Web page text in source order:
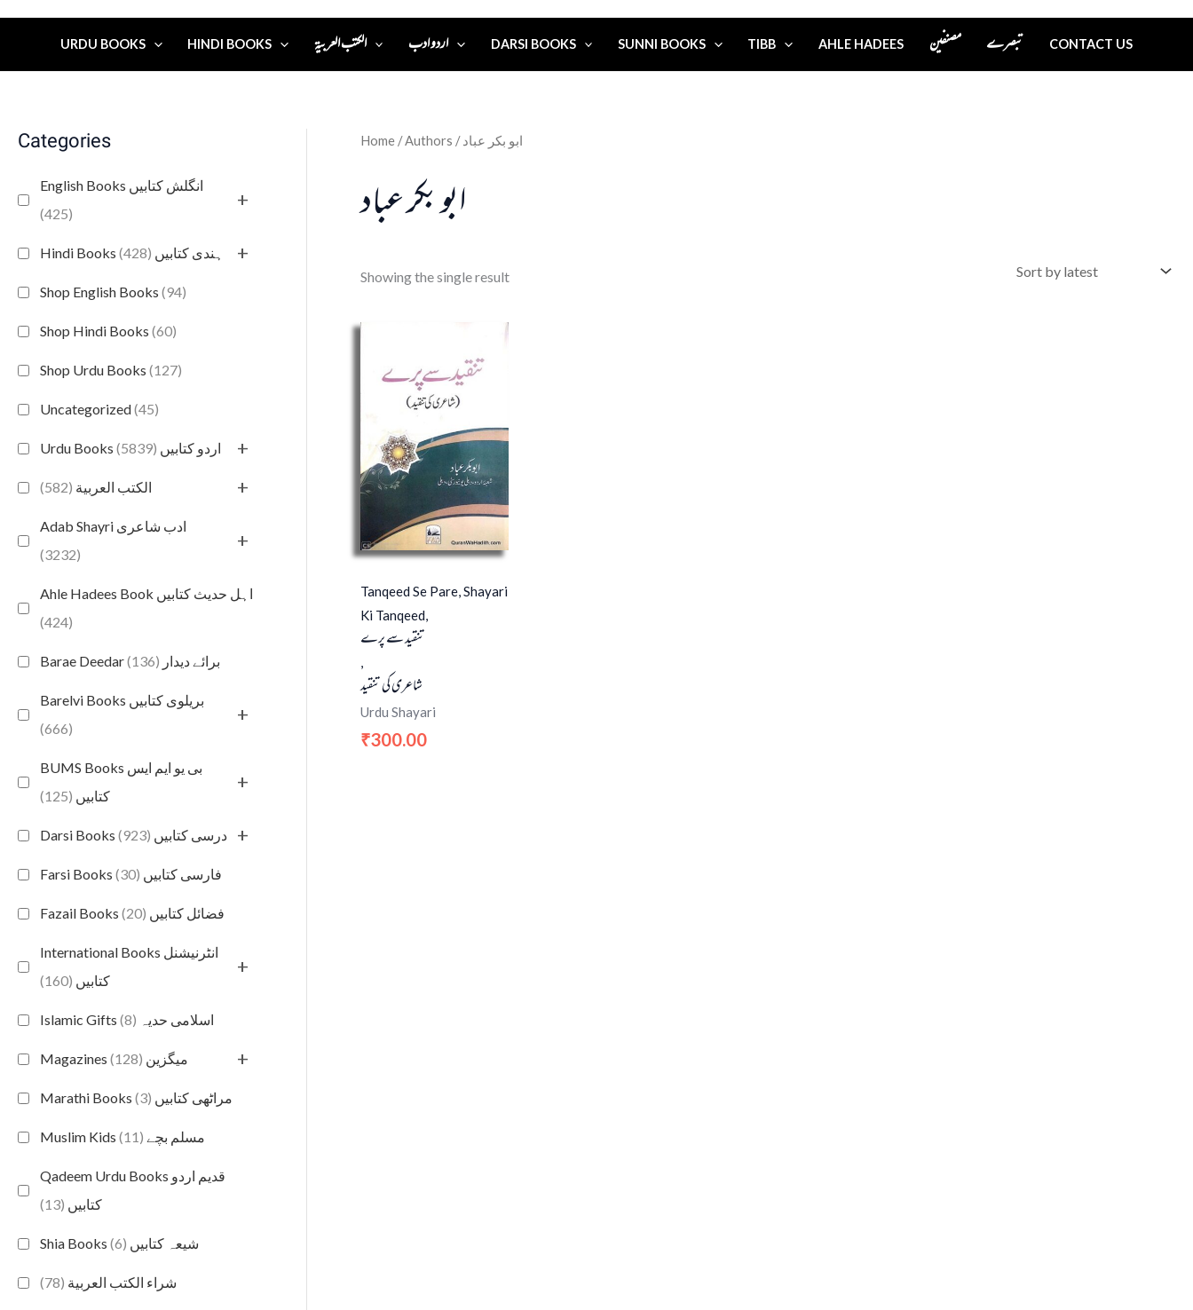
URDU BOOKS HINDI BOOKS الكتب العربية اردو ادب DARSI BOOKS SUNNI BOOKS TIBB AHLE HADEES مصنفین تبصرے CONTACT US
Categories
English Books انگلش کتابیں
(425)
+
Hindi Books ہندی کتابیں (428) +
Shop English Books (94)
Shop Hindi Books (60)
Shop Urdu Books (127)
Uncategorized(45)
Urdu Books اردو کتابیں (5839) +
الكتب العربية (582) +
Adab Shayri ادب شاعری
(3232)
+
Ahle Hadees Book اہل حدیث کتابیں
(424)
Barae Deedar برائے دیدار (136)
Barelvi Books بریلوی کتابیں
(666)
+
BUMS Books بی یو ایم ایس
کتابیں (125)
+
Darsi Books درسی کتابیں (923) +
Farsi Books فارسی کتابیں (30)
Fazail Books فضائل کتابیں (20)
International Books انٹرنیشنل
کتابیں (160)
+
Islamic Gifts اسلامی حدیہ (8)
Magazines میگزین (128) +
Marathi Books مراٹھی کتابیں (3)
Muslim Kids مسلم بچے (11)
Qadeem Urdu Books قدیم اردو
کتابیں (13)
Shia Books شیعہ کتابیں (6)
شراء الكتب العربية (78)
Home / Authors / ابو بکر عباد
ابو بکر عباد
Showing the single result
Tanqeed Se Pare, Shayari
Ki Tanqeed,
تنقید سے پرے
,
شاعری کی تنقید
Urdu Shayari
₹300.00